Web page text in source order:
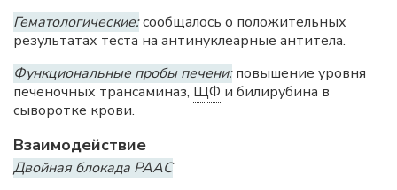
Гематологические:сообщалось о положительных
результатах теста на антинуклеарные антитела.
Функциональные пробы печени:повышение уровня
печеночных трансаминаз, ЩФ и билирубина в
сыворотке крови.
Взаимодействие
Двойная блокада РААС